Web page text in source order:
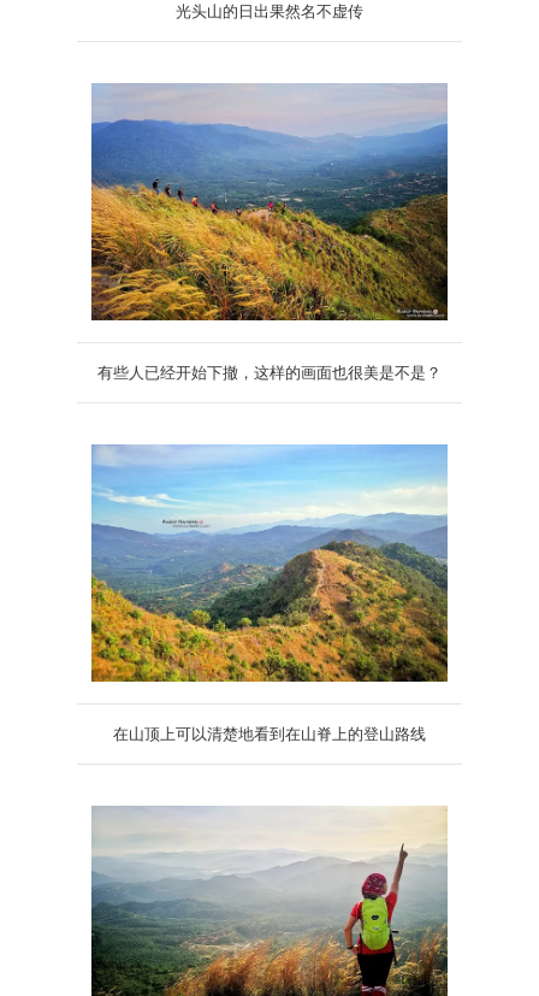
光头山的日出果然名不虚传
有些人已经开始下撤，这样的画面也很美是不是？
在山顶上可以清楚地看到在山脊上的登山路线